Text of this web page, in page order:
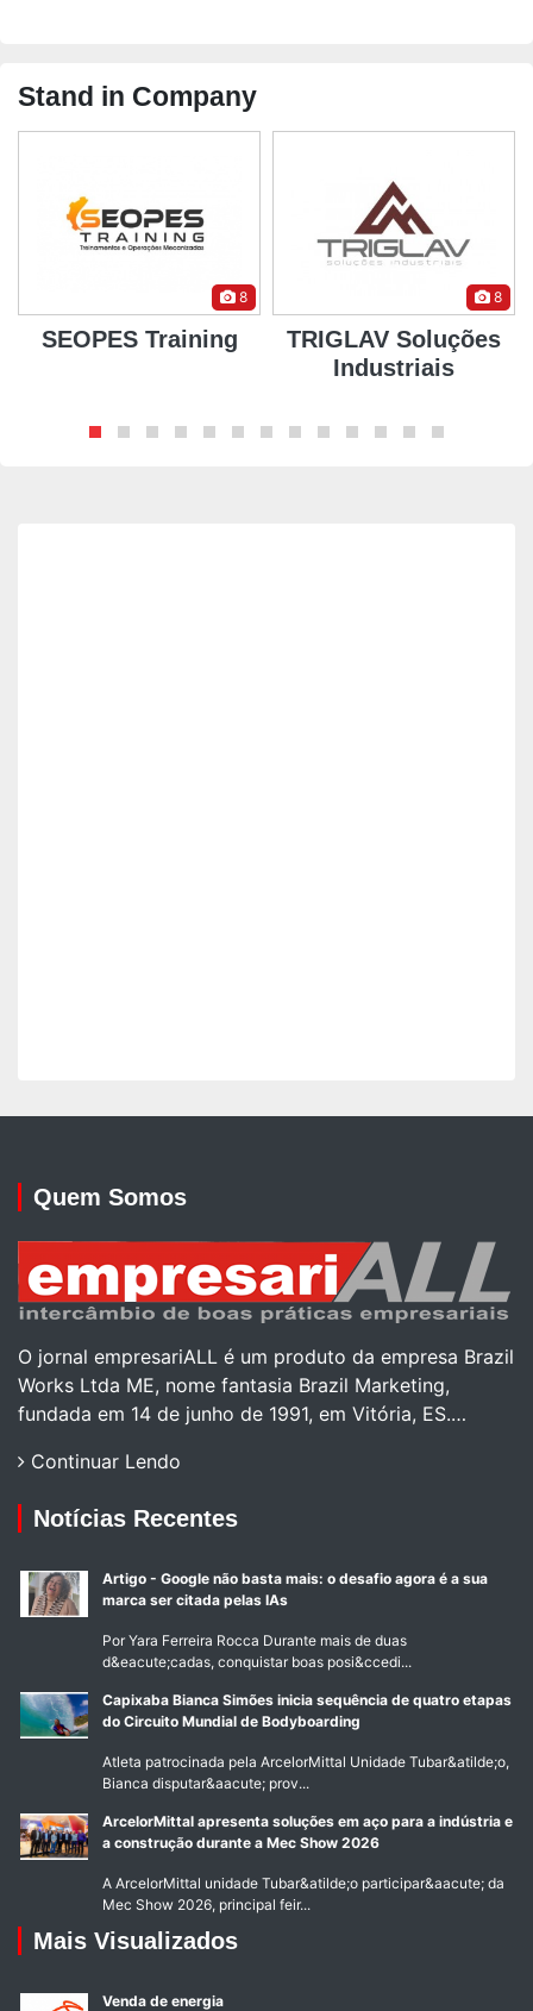
Stand in Company
8
SEOPES Training
8
TRIGLAV Soluções
Industriais
Quem Somos
O jornal empresariALL é um produto da empresa Brazil
Works Ltda ME, nome fantasia Brazil Marketing,
fundada em 14 de junho de 1991, em Vitória, ES.…
Continuar Lendo
Notícias Recentes
Artigo - Google não basta mais: o desafio agora é a sua
marca ser citada pelas IAs
Por Yara Ferreira Rocca Durante mais de duas
d&eacute;cadas, conquistar boas posi&ccedi...
Capixaba Bianca Simões inicia sequência de quatro etapas
do Circuito Mundial de Bodyboarding
Atleta patrocinada pela ArcelorMittal Unidade Tubar&atilde;o,
Bianca disputar&aacute; prov...
ArcelorMittal apresenta soluções em aço para a indústria e
a construção durante a Mec Show 2026
A ArcelorMittal unidade Tubar&atilde;o participar&aacute; da
Mec Show 2026, principal feir...
Mais Visualizados
Venda de energia